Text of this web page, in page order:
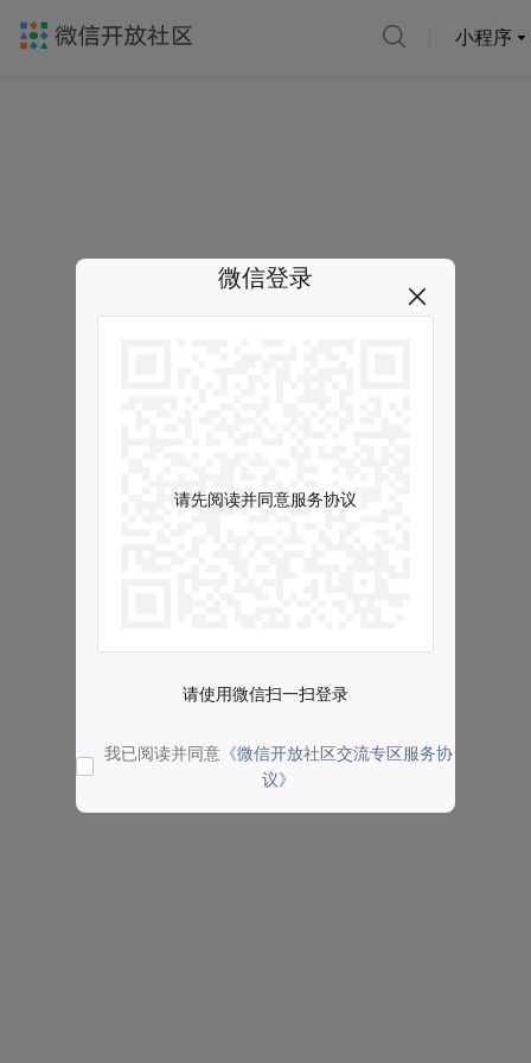
小程序
微信登录
请先阅读并同意服务协议
请使用微信扫一扫登录
我已阅读并同意 《微信开放社区交流专区服务协
议》